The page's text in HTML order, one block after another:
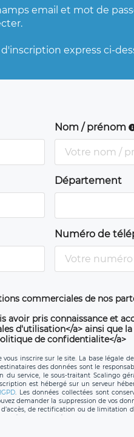
email et mot de
express ci-
Nom / prénom
Département
Numéro de
commerciales de nos
avoir pris connaissance et
d'utilisation</a> ainsi que
de confidentialite</a>
inscrire sur le site. La base légale
des données sont le
du service, le sous-traitant Scalingo
est hébergé sur un serveur
. Les données collectées sont
demander la suppression de vos
de rectification ou de limitation
de vos données. Vous pouvez
au siège social de LÉGAVOX et est